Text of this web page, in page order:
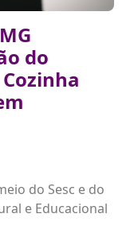
do
do Sesc e do
e Educacional